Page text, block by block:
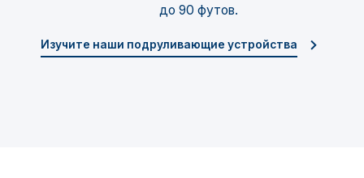
до 90 футов.
Изучите наши подруливающие устройства